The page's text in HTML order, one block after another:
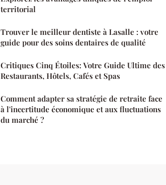
territorial
Trouver le meilleur dentiste à Lasalle : votre
guide pour des soins dentaires de qualité
Critiques Cinq Étoiles: Votre Guide Ultime des
Restaurants, Hôtels, Cafés et Spas
Comment adapter sa stratégie de retraite face
à l'incertitude économique et aux fluctuations
du marché ?